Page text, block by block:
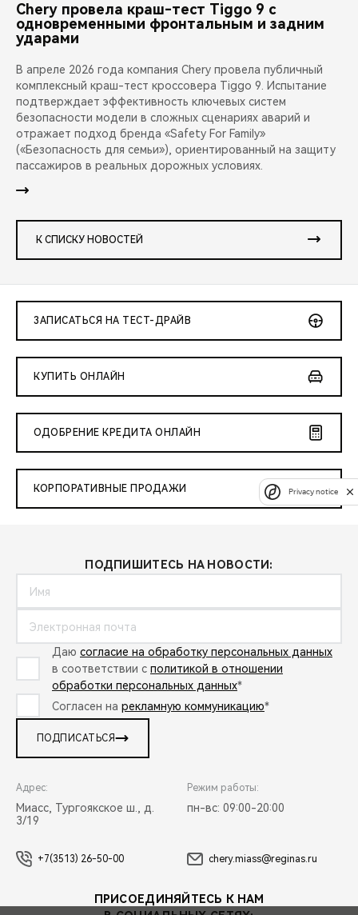
Chery провела краш-тест Tiggo 9 с
одновременными фронтальным и задним
ударами
В апреле 2026 года компания Chery провела публичный
комплексный краш-тест кроссовера Tiggo 9. Испытание
подтверждает эффективность ключевых систем
безопасности модели в сложных сценариях аварий и
отражает подход бренда «Safety For Family»
(«Безопасность для семьи»), ориентированный на защиту
пассажиров в реальных дорожных условиях.
К СПИСКУ НОВОСТЕЙ
ЗАПИСАТЬСЯ НА ТЕСТ-ДРАЙВ
КУПИТЬ ОНЛАЙН
ОДОБРЕНИЕ КРЕДИТА ОНЛАЙН
КОРПОРАТИВНЫЕ ПРОДАЖИ
ПОДПИШИТЕСЬ НА НОВОСТИ:
Даю согласие на обработку персональных данных
в соответствии с политикой в отношении
обработки персональных данных*
Согласен на рекламную коммуникацию*
ПОДПИСАТЬСЯ
Адрес:
Миасс, Тургоякское ш., д.
3/19
Режим работы:
пн-вс: 09:00-20:00
+7(3513) 26-50-00 chery.miass@reginas.ru
ПРИСОЕДИНЯЙТЕСЬ К НАМ
Privacy notice